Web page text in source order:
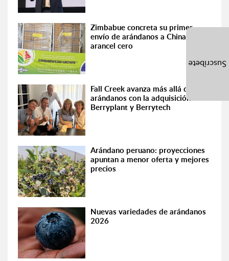
Zimbabue concreta su primer
envío de arándanos a China con
arancel cero
Fall Creek avanza más allá de los
arándanos con la adquisición de
Berryplant y Berrytech
Arándano peruano: proyecciones
apuntan a menor oferta y mejores
precios
Nuevas variedades de arándanos
2026
Suscríbete